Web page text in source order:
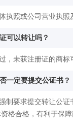
执照或公司营业执照
可以转让吗？
，未获注册证的商标
一定要提交公证书？
制要求提交转让公
格合格，有利于保